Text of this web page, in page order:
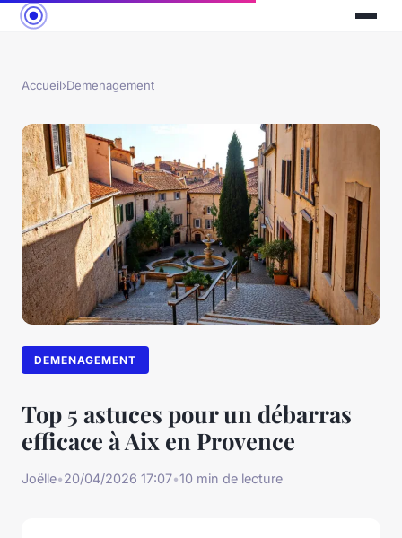
Accueil›Demenagement
DEMENAGEMENT
Top 5 astuces pour un débarras
efficace à Aix en Provence
Joëlle•20/04/2026 17:07•10 min de lecture